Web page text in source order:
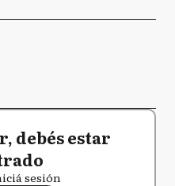
debés estar
sesión